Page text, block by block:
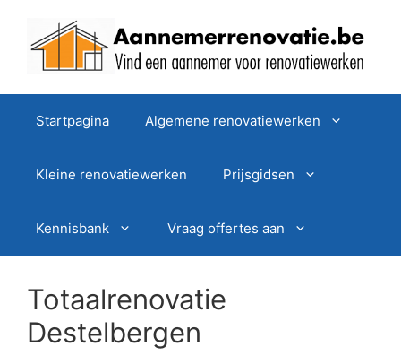
Startpagina Algemene renovatiewerken
Kleine renovatiewerken Prijsgidsen
Kennisbank Vraag offertes aan
Totaalrenovatie
Destelbergen